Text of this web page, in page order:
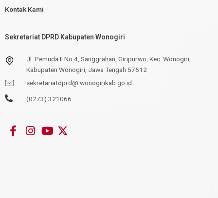
Kontak Kami
Sekretariat DPRD Kabupaten Wonogiri
Jl. Pemuda II No.4, Sanggrahan, Giripurwo, Kec. Wonogiri,
Kabupaten Wonogiri, Jawa Tengah 57612
sekretariatdprd@ wonogirikab.go.id
(0273) 321066